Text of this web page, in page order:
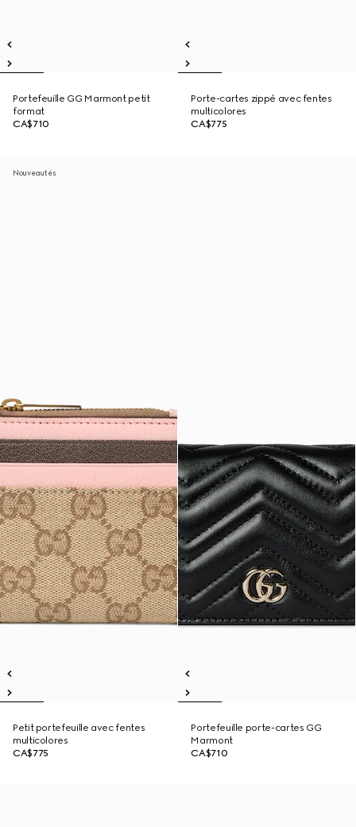
Portefeuille GG Marmont petit
format
CA$710
Porte-cartes zippé avec fentes
multicolores
CA$775
Nouveautés
Petit portefeuille avec fentes
multicolores
CA$775
Portefeuille porte-cartes GG
Marmont
CA$710